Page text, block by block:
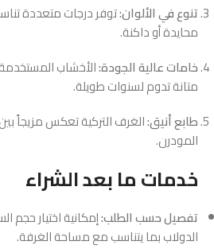
تنوع في الألوان:توفر درجات متعددة
محايدة أو داكنة.
خامات عالية الجودة:الأخشاب
متانة تدوم لسنوات طويلة.
طابع أنيق:الغرف التركية تعكس مزيجاً
المودرن.
خدمات ما بعد الشراء
تفصيل حسب الطلب:إمكانية اختيار حجم
الدولاب بما يتناسب مع مساحة الغرفة.